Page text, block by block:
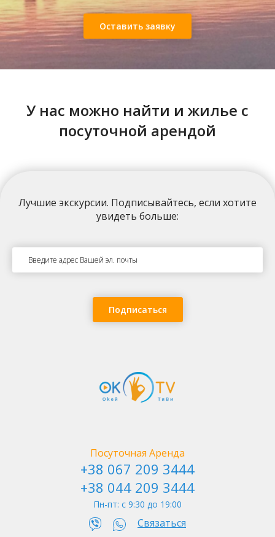
По улице Терещенковской
Оставить заявку
У нас можно найти и жилье с
посуточной арендой
Лучшие экскурсии. Подписывайтесь, если хотите
увидеть больше:
Подписаться
Посуточная Аренда
+38 067 209 3444
+38 044 209 3444
Пн-пт: c 9:30 до 19:00
Связаться